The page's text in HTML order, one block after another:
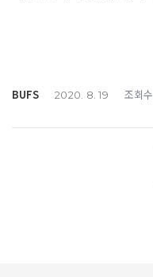
BUFS 2020. 8. 19 조회수